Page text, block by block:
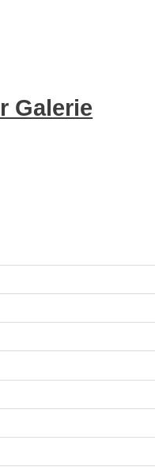
Galerie